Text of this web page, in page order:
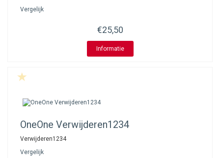
Vergelijk
€25,50
Informatie
OneOne Verwijderen1234
Verwijderen1234
Vergelijk